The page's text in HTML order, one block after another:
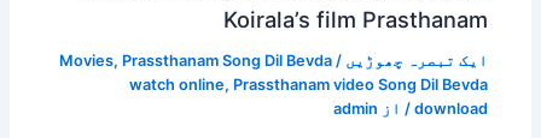
Koirala’s film Prasthanam
ایک تبصرہ چھوڑیں /
Movies, Prassthanam Song Dil Bevda
watch online, Prassthanam video Song Dil Bevda
download / از admin